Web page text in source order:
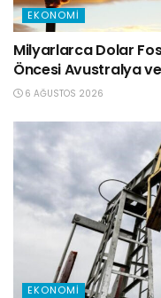
EKONOMI
Milyarlarca Dolar
Öncesi Avustralya
6 AĞUSTOS 2026
EKONOMI